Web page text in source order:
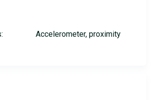
Accelerometer, proximity